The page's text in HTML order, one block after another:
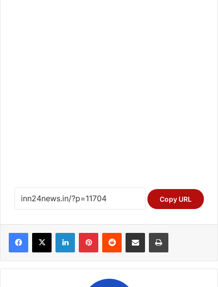
Copy URL
Facebook
X LinkedInPinterestReddit Share via Email Print